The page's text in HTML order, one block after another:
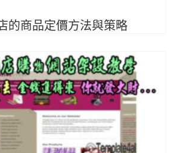
的商品定價方法與策略